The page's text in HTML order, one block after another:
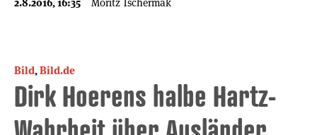
Bild,Bild.de
Dirk Hoerens halbe Hartz-